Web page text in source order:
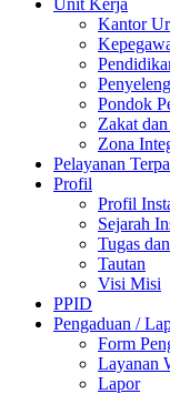
Kantor
Pondok
Zakat
Zona
Pelayanan
Profil
Profil
Sejarah
Tugas
Tautan
Visi Misi
PPID
Pengaduan /
Form
Layanan
Lapor